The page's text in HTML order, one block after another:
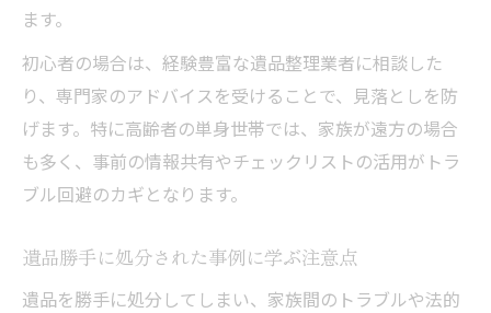
ます。
初心者の場合は、経験豊富な遺品整理業者に相談した
り、専門家のアドバイスを受けることで、見落としを防
げます。特に高齢者の単身世帯では、家族が遠方の場合
も多く、事前の情報共有やチェックリストの活用がトラ
ブル回避のカギとなります。
遺品勝手に処分された事例に学ぶ注意点
遺品を勝手に処分してしまい、家族間のトラブルや法的